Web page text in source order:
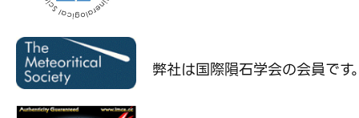
弊社は国際隕石学会の会員です